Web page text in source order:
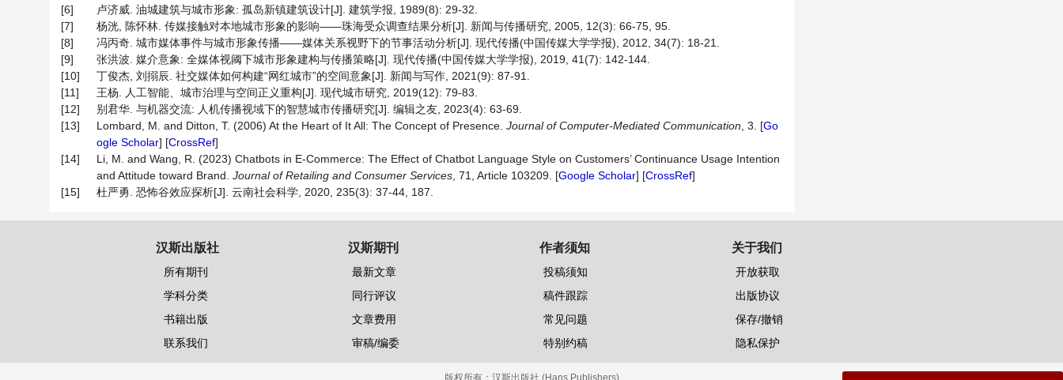
[6]
卢济威. 油城建筑与城市形象: 孤岛新镇建筑设计[J]. 建筑学报, 1989(8): 29-32.
[7]
杨洸, 陈怀林. 传媒接触对本地城市形象的影响——珠海受众调查结果分析[J]. 新闻与传播研究, 2005, 12(3): 66-75, 95.
[8]
冯丙奇. 城市媒体事件与城市形象传播——媒体关系视野下的节事活动分析[J]. 现代传播(中国传媒大学学报), 2012, 34(7): 18-21.
[9]
张洪波. 媒介意象: 全媒体视阈下城市形象建构与传播策略[J]. 现代传播(中国传媒大学学报), 2019, 41(7): 142-144.
[10]
丁俊杰, 刘搦辰. 社交媒体如何构建“网红城市”的空间意象[J]. 新闻与写作, 2021(9): 87-91.
[11]
王杨. 人工智能、城市治理与空间正义重构[J]. 现代城市研究, 2019(12): 79-83.
[12]
别君华. 与机器交流: 人机传播视域下的智慧城市传播研究[J]. 编辑之友, 2023(4): 63-69.
[13]
Lombard, M. and Ditton, T. (2006) At the Heart of It All: The Concept of Presence. Journal of Computer-Mediated Communication , 3. [Go
ogle Scholar] [CrossRef]
[14]
Li, M. and Wang, R. (2023) Chatbots in E-Commerce: The Effect of Chatbot Language Style on Customers’ Continuance Usage Intention
and Attitude toward Brand. Journal of Retailing and Consumer Services , 71, Article 103209. [Google Scholar] [CrossRef]
[15]
杜严勇. 恐怖谷效应探析[J]. 云南社会科学, 2020, 235(3): 37-44, 187.
汉斯出版社
所有期刊
学科分类
书籍出版
联系我们
汉斯期刊
最新文章
同行评议
文章费用
审稿/编委
作者须知
投稿须知
稿件跟踪
常见问题
特别约稿
关于我们
开放获取
出版协议
保存/撤销
隐私保护
版权所有： 汉斯出版社 (Hans Publishers)